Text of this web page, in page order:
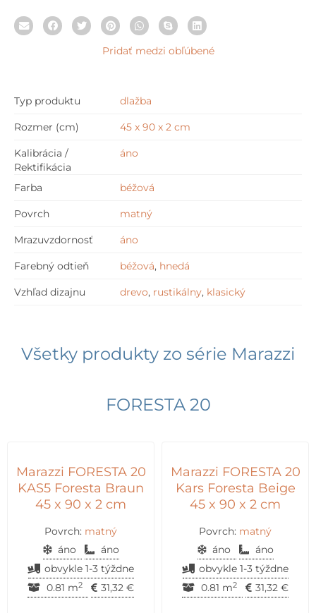
Pridať medzi obľúbené
Typ produktu dlažba
Rozmer (cm) 45 x 90 x 2 cm
Kalibrácia /
Rektifikácia
áno
Farba béžová
Povrch matný
Mrazuvzdornosť áno
Farebný odtieň béžová, hnedá
Vzhľad dizajnu drevo, rustikálny, klasický
Všetky produkty zo série Marazzi
FORESTA 20
Marazzi FORESTA 20
KAS5 Foresta Braun
45 x 90 x 2 cm
Povrch: matný
áno
áno
obvykle 1-3 týždne
0.81 m2 31,32 €
Marazzi FORESTA 20
Kars Foresta Beige
45 x 90 x 2 cm
Povrch: matný
áno
áno
obvykle 1-3 týždne
0.81 m2 31,32 €